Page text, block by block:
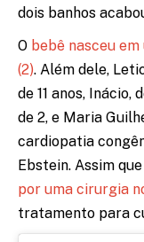
dois banhos
O bebê nasceu
(2). Além dele,
de 11 anos, Inácio,
de 2, e Maria
cardiopatia
Ebstein. Assim
por uma cirurgia
tratamento para